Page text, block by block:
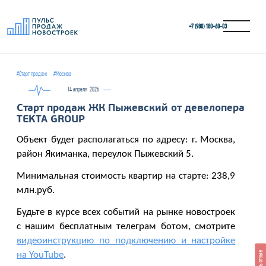
+7 (980) 180-60‑03
#Старт продаж
#Москва
14 апреля 2026
Старт продаж ЖК Пыжевский от девелопера
TEKTA GROUP
Объект будет располагаться по адресу: г. Москва,
район Якиманка, переулок Пыжевский 5.
Минимальная стоимость квартир на старте: 238,9
млн.руб.
Будьте в курсе всех событий на рынке новостроек
с нашим бесплатным телеграм ботом, смотрите
видеоинструкцию по подключению и настройке
на YouTube.